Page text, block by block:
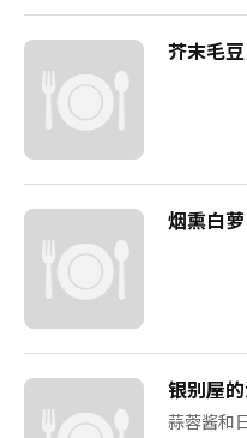
芥末毛豆
烟熏白
银别屋
蒜蓉酱和